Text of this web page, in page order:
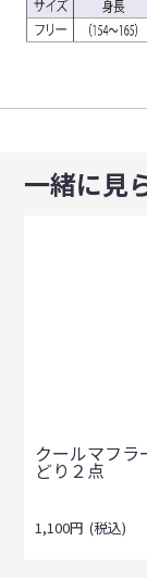
一緒に見
クールマフ
どり２点
1,100円 (税込)